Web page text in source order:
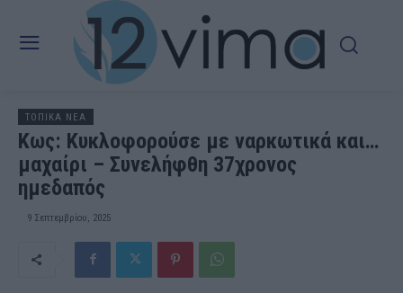
ΤΟΠΙΚΑ ΝΕΑ
Kως: Κυκλοφορούσε με ναρκωτικά και…
μαχαίρι – Συνελήφθη 37χρονος
ημεδαπός
9 Σεπτεμβρίου, 2025